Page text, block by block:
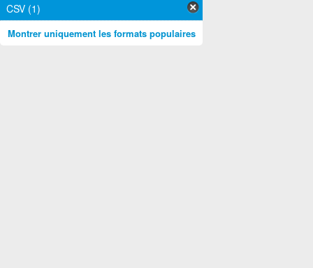
CSV (1)
Montrer uniquement les formats populaires